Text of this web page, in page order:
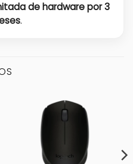
de hardware por 3
.